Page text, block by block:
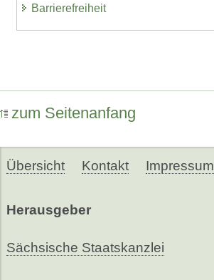
Barrierefreiheit
zum Seitenanfang
Übersicht Kontakt Impressum
Herausgeber
Sächsische Staatskanzlei